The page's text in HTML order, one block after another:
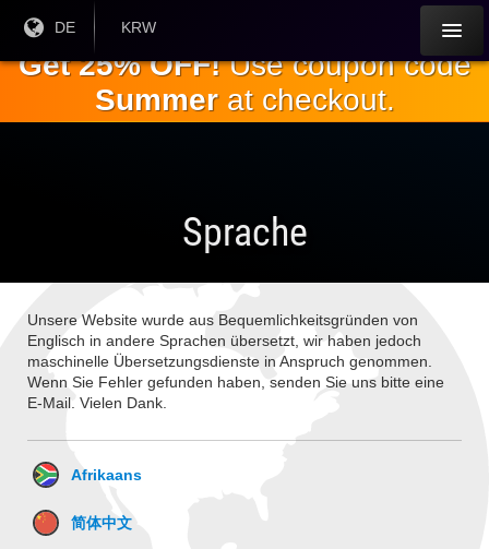
Hauptinhalt
Aktuelle
Sprache:
DE
Aktuelle
KRW
Get 25% OFF!Use coupon code
Summerat checkout.
Sprache
Unsere Website wurde aus Bequemlichkeitsgründen von
Englisch in andere Sprachen übersetzt, wir haben jedoch
maschinelle Übersetzungsdienste in Anspruch genommen.
Wenn Sie Fehler gefunden haben, senden Sie uns bitte eine
E-Mail. Vielen Dank.
Afrikaans
简体中文